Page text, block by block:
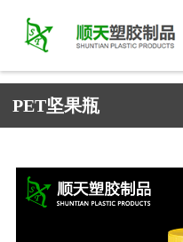
PET坚果瓶